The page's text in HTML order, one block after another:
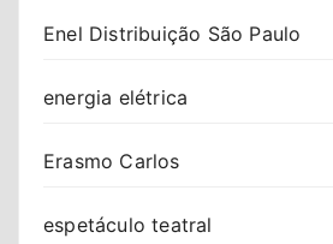
Enel Distribuição São Paulo
energia elétrica
Erasmo Carlos
espetáculo teatral